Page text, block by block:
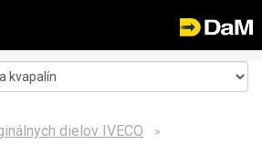
dielov IVECO >